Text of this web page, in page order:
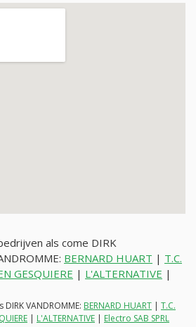
als come DIRK
BERNARD HUART | T.C.
GESQUIERE | L'ALTERNATIVE |
VANDROMME: BERNARD HUART | T.C.
| L'ALTERNATIVE | Electro SAB SPRL